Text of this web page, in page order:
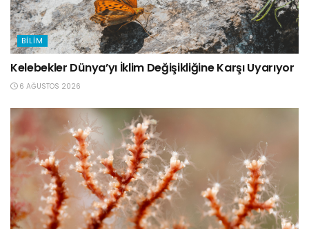
BILIM
Kelebekler Dünya’yı İklim Değişikliğine Karşı Uyarıyor
6 AĞUSTOS 2026